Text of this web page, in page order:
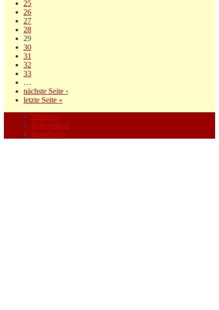
25
26
27
28
29
30
31
32
33
…
nächste Seite ›
letzte Seite »
Startseite
Datenschutz
Impressum